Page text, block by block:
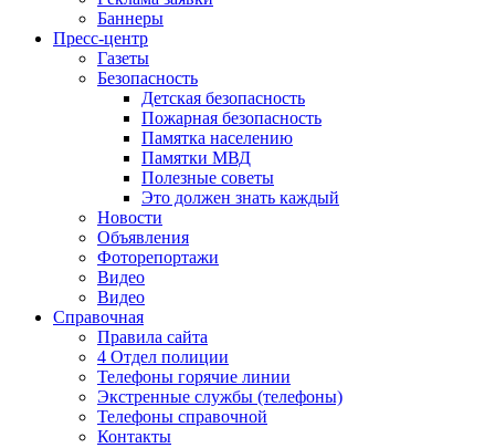
Баннеры
Пресс-центр
Газеты
Безопасность
Детская безопасность
Пожарная безопасность
Памятка населению
Памятки МВД
Полезные советы
Это должен знать каждый
Новости
Объявления
Фоторепортажи
Видео
Видео
Справочная
Правила сайта
4 Отдел полиции
Телефоны горячие линии
Экстренные службы (телефоны)
Телефоны справочной
Контакты